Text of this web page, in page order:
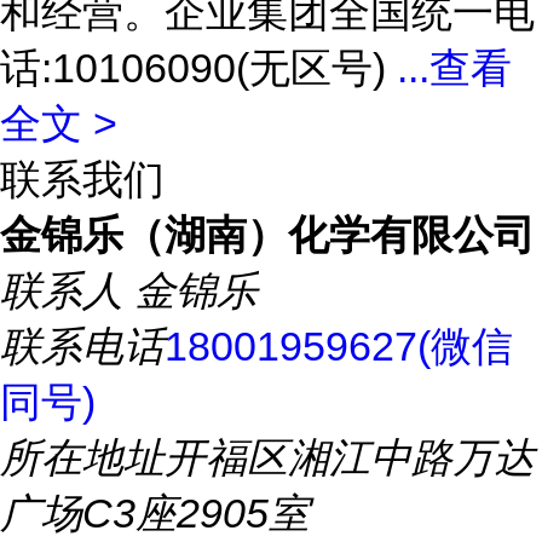
和经营。企业集团全国统一电
话:10106090(无区号) ...查看
全文 >
联系我们
金锦乐（湖南）化学有限公司
联系人 金锦乐
联系电话18001959627(微信
同号)
所在地址开福区湘江中路万达
广场C3座2905室